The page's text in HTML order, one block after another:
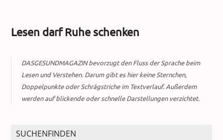
Lesen darf Ruhe schenken
DASGESUNDMAGAZIN bevorzugt den Fluss der Sprache beim
Lesen und Verstehen. Darum gibt es hier keine Sternchen,
Doppelpunkte oder Schrägstriche im Textverlauf. Außerdem
werden auf blickende oder schnelle Darstellungen verzichtet.
SUCHENFINDEN